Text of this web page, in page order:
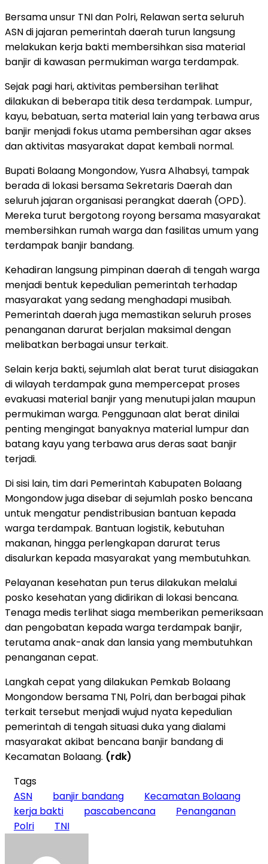
Bersama unsur TNI dan Polri, Relawan serta seluruh
ASN di jajaran pemerintah daerah turun langsung
melakukan kerja bakti membersihkan sisa material
banjir di kawasan permukiman warga terdampak.
Sejak pagi hari, aktivitas pembersihan terlihat
dilakukan di beberapa titik desa terdampak. Lumpur,
kayu, bebatuan, serta material lain yang terbawa arus
banjir menjadi fokus utama pembersihan agar akses
dan aktivitas masyarakat dapat kembali normal.
Bupati Bolaang Mongondow, Yusra Alhabsyi, tampak
berada di lokasi bersama Sekretaris Daerah dan
seluruh jajaran organisasi perangkat daerah (OPD).
Mereka turut bergotong royong bersama masyarakat
membersihkan rumah warga dan fasilitas umum yang
terdampak banjir bandang.
Kehadiran langsung pimpinan daerah di tengah warga
menjadi bentuk kepedulian pemerintah terhadap
masyarakat yang sedang menghadapi musibah.
Pemerintah daerah juga memastikan seluruh proses
penanganan darurat berjalan maksimal dengan
melibatkan berbagai unsur terkait.
Selain kerja bakti, sejumlah alat berat turut disiagakan
di wilayah terdampak guna mempercepat proses
evakuasi material banjir yang menutupi jalan maupun
permukiman warga. Penggunaan alat berat dinilai
penting mengingat banyaknya material lumpur dan
batang kayu yang terbawa arus deras saat banjir
terjadi.
Di sisi lain, tim dari Pemerintah Kabupaten Bolaang
Mongondow juga disebar di sejumlah posko bencana
untuk mengatur pendistribusian bantuan kepada
warga terdampak. Bantuan logistik, kebutuhan
makanan, hingga perlengkapan darurat terus
disalurkan kepada masyarakat yang membutuhkan.
Pelayanan kesehatan pun terus dilakukan melalui
posko kesehatan yang didirikan di lokasi bencana.
Tenaga medis terlihat siaga memberikan pemeriksaan
dan pengobatan kepada warga terdampak banjir,
terutama anak-anak dan lansia yang membutuhkan
penanganan cepat.
Langkah cepat yang dilakukan Pemkab Bolaang
Mongondow bersama TNI, Polri, dan berbagai pihak
terkait tersebut menjadi wujud nyata kepedulian
pemerintah di tengah situasi duka yang dialami
masyarakat akibat bencana banjir bandang di
Kecamatan Bolaang. (rdk)
Tags
ASN
banjir bandang
Kecamatan Bolaang
kerja bakti
pascabencana
Penanganan
Polri
TNI